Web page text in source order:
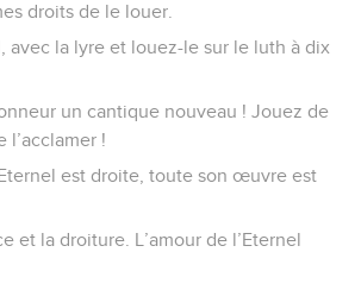
droits de le louer.
avec la lyre et louez-le sur le luth à dix
un cantique nouveau ! Jouez de
l’acclamer !
est droite, toute son œuvre est
et la droiture. L’amour de l’Eternel